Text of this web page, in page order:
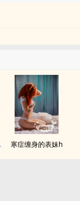
） 寒症缠身的表妹h